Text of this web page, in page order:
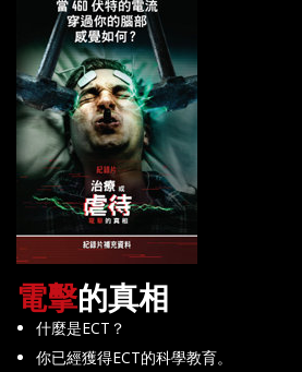
電擊的真相
什麼是ECT？
你已經獲得ECT的科學教育。